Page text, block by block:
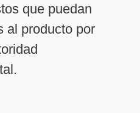
que puedan
al producto por